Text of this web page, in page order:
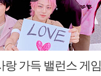
랑 가득 밸런스 게임